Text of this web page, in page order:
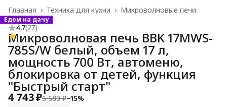
Микроволновые печи
Техника для кухни ›
Главная ›
Едем на дачу
4.7(27)
Микроволновая печь BBK 17MWS-
785S/W белый, объем 17 л,
мощность 700 Вт, автоменю,
блокировка от детей, функция
"Быстрый старт"
4 743 ₽5 580 ₽−15%